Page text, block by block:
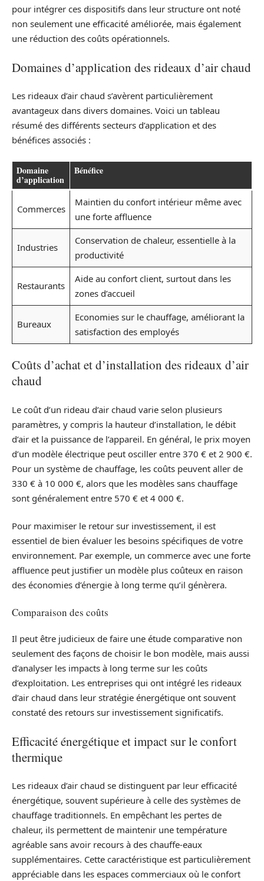
pour intégrer ces dispositifs dans leur structure ont noté
non seulement une efficacité améliorée, mais également
une réduction des coûts opérationnels.
Domaines d’application des rideaux d’air chaud
Les rideaux d’air chaud s’avèrent particulièrement
avantageux dans divers domaines. Voici un tableau
résumé des différents secteurs d’application et des
bénéfices associés :
Domaine
d’application
Bénéfice
Commerces
Maintien du confort intérieur même avec
une forte affluence
Industries
Conservation de chaleur, essentielle à la
productivité
Restaurants
Aide au confort client, surtout dans les
zones d’accueil
Bureaux
Economies sur le chauffage, améliorant la
satisfaction des employés
Coûts d’achat et d’installation des rideaux d’air
chaud
Le coût d’un rideau d’air chaud varie selon plusieurs
paramètres, y compris la hauteur d’installation, le débit
d’air et la puissance de l’appareil. En général, le prix moyen
d’un modèle électrique peut osciller entre 370 € et 2 900 €.
Pour un système de chauffage, les coûts peuvent aller de
330 € à 10 000 €, alors que les modèles sans chauffage
sont généralement entre 570 € et 4 000 €.
Pour maximiser le retour sur investissement, il est
essentiel de bien évaluer les besoins spécifiques de votre
environnement. Par exemple, un commerce avec une forte
affluence peut justifier un modèle plus coûteux en raison
des économies d’énergie à long terme qu’il génèrera.
Comparaison des coûts
Il peut être judicieux de faire une étude comparative non
seulement des façons de choisir le bon modèle, mais aussi
d’analyser les impacts à long terme sur les coûts
d’exploitation. Les entreprises qui ont intégré les rideaux
d’air chaud dans leur stratégie énergétique ont souvent
constaté des retours sur investissement significatifs.
Efficacité énergétique et impact sur le confort
thermique
Les rideaux d’air chaud se distinguent par leur efficacité
énergétique, souvent supérieure à celle des systèmes de
chauffage traditionnels. En empêchant les pertes de
chaleur, ils permettent de maintenir une température
agréable sans avoir recours à des chauffe-eaux
supplémentaires. Cette caractéristique est particulièrement
appréciable dans les espaces commerciaux où le confort